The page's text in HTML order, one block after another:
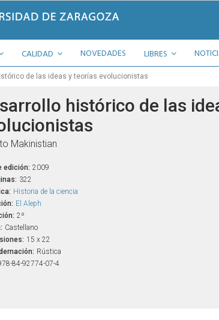
CALIDAD NOVEDADES LIBRES
de las ideas y teorías evolucionistas
histórico de las
Makinistian
edición: 2009
322
Historia de la ciencia
El Aleph
2ª
Castellano
15 x 22
Rústica
84-92774-07-4